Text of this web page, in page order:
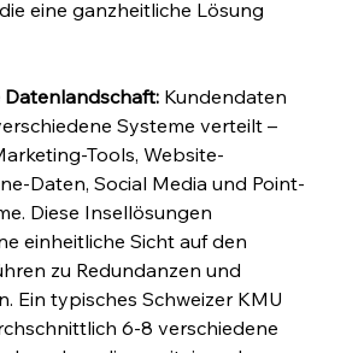
eine ganzheitliche Lösung
Kundendaten
Systeme verteilt –
Tools, Website-
Daten, Social Media und Point-
Diese Insellösungen
einheitliche Sicht auf den
zu Redundanzen und
Ein typisches Schweizer KMU
6-8 verschiedene